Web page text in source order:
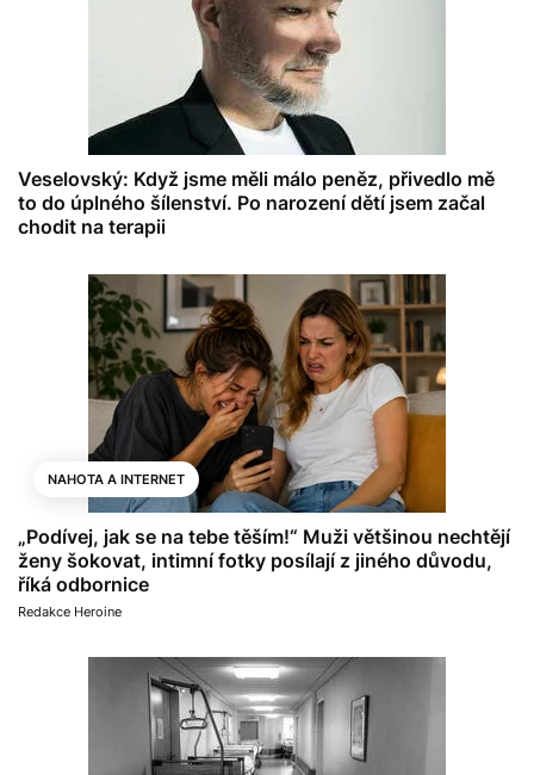
Veselovský: Když jsme měli málo peněz, přivedlo mě
to do úplného šílenství. Po narození dětí jsem začal
chodit na terapii
NAHOTA A INTERNET
„Podívej, jak se na tebe těším!“ Muži většinou nechtějí
ženy šokovat, intimní fotky posílají z jiného důvodu,
říká odbornice
Redakce Heroine